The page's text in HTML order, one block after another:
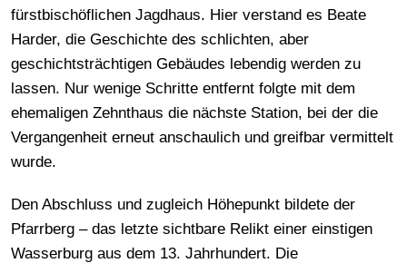
fürstbischöflichen Jagdhaus. Hier verstand es Beate
Harder, die Geschichte des schlichten, aber
geschichtsträchtigen Gebäudes lebendig werden zu
lassen. Nur wenige Schritte entfernt folgte mit dem
ehemaligen Zehnthaus die nächste Station, bei der die
Vergangenheit erneut anschaulich und greifbar vermittelt
wurde.
Den Abschluss und zugleich Höhepunkt bildete der
Pfarrberg – das letzte sichtbare Relikt einer einstigen
Wasserburg aus dem 13. Jahrhundert. Die